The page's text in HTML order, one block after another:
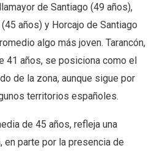
de Santiago (49 años),
años) y Horcajo de Santiago
algo más joven. Tarancón,
41 años, se posiciona como el
de la zona, aunque sigue por
territorios españoles.
de 45 años, refleja una
en parte por la presencia de